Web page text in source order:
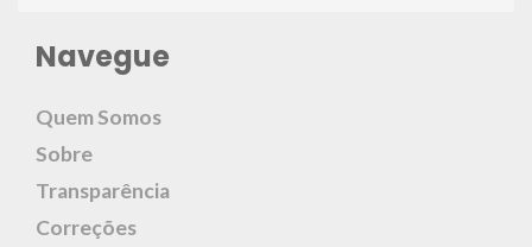
Navegue
Quem Somos
Sobre
Transparência
Correções